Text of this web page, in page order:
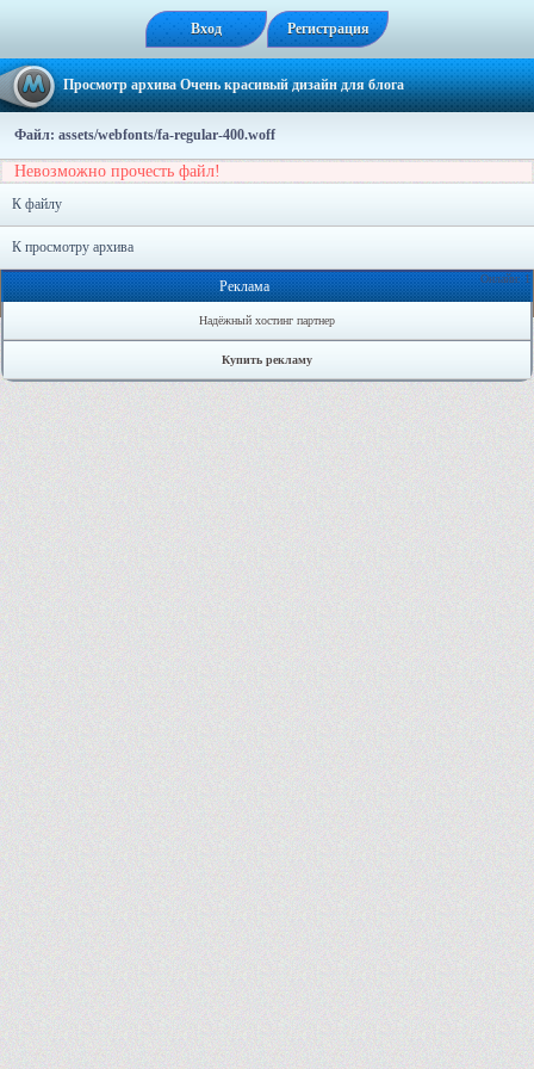
Вход Регистрация
Просмотр архива Очень красивый дизайн для блога
Файл: assets/webfonts/fa-regular-400.woff
Невозможно прочесть файл!
К файлу
К просмотру архива
Онлайн: 1
Реклама
Надёжный хостинг партнер
Купить рекламу